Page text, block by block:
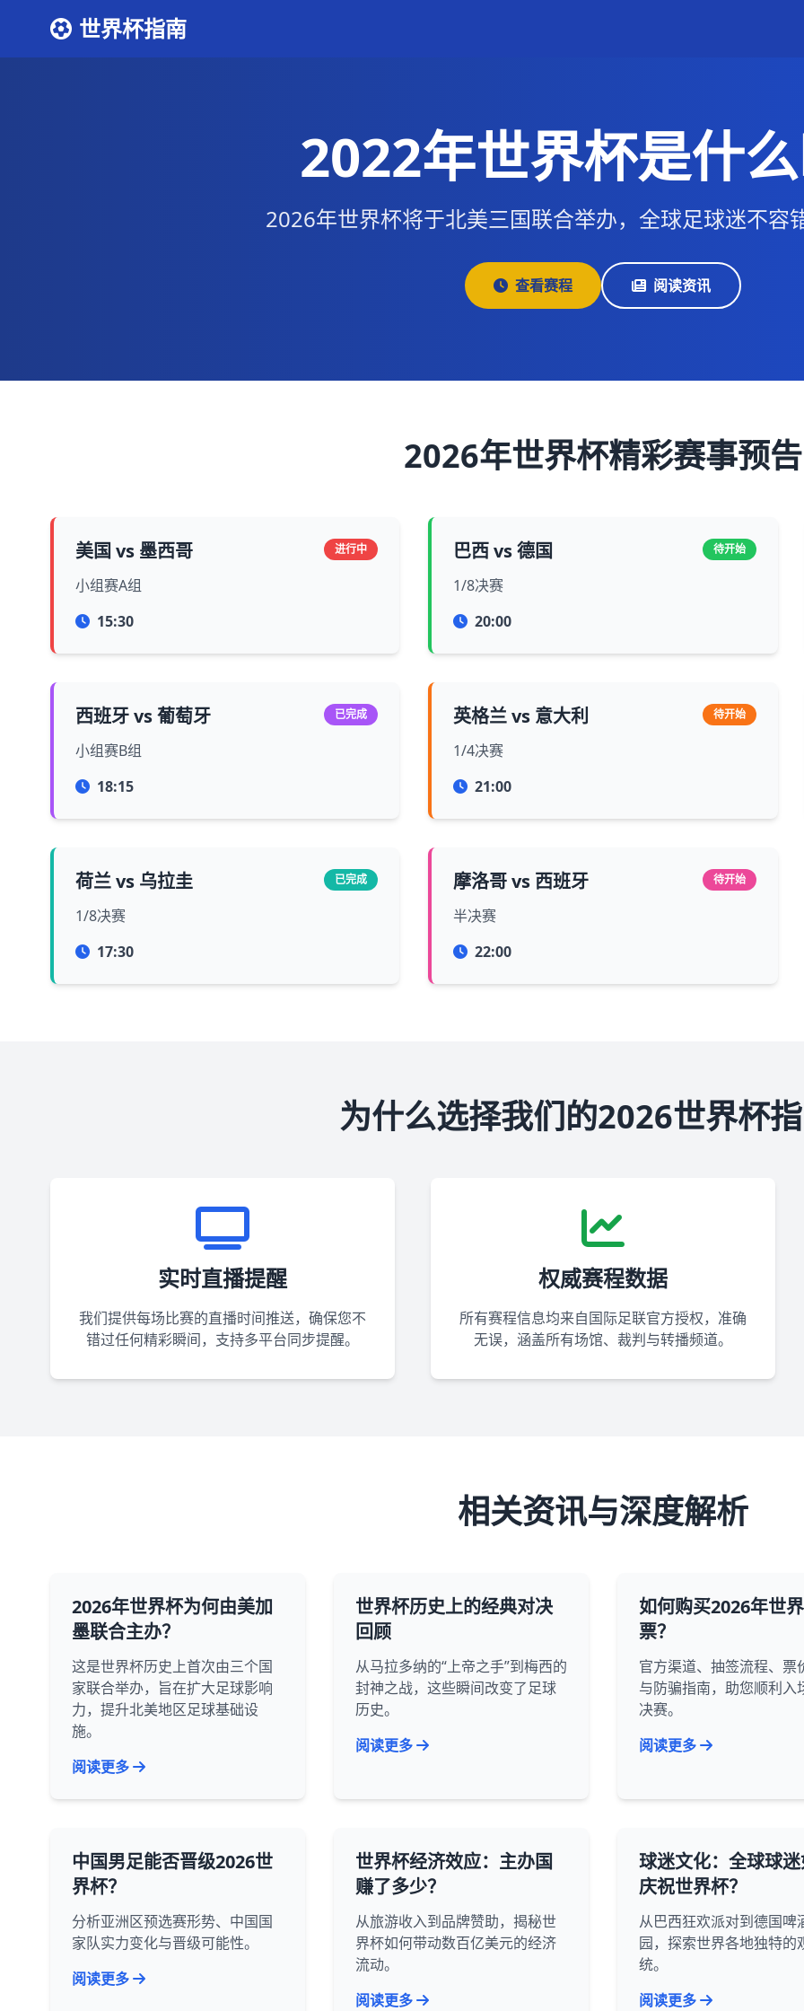
世界杯指南
2022年世界杯是什
2026年世界杯将于北美三国联合举办，全球足球迷不容
查看赛程 阅读资讯
2026年世界杯精彩赛事预告
美国 vs 墨西哥 进行中
小组赛A组
15:30
巴西 vs 德国 待开始
1/8决赛
20:00
西班牙 vs 葡萄牙 已完成
小组赛B组
18:15
英格兰 vs 意大利 待开始
1/4决赛
21:00
荷兰 vs 乌拉圭 已完成
1/8决赛
17:30
摩洛哥 vs 西班牙 待开始
半决赛
22:00
为什么选择我们的2026世界杯
实时直播提醒
我们提供每场比赛的直播时间推送，确保您不
错过任何精彩瞬间，支持多平台同步提醒。
权威赛程数据
所有赛程信息均来自国际足联官方授权，准确
无误，涵盖所有场馆、裁判与转播频道。
相关资讯与深度解析
2026年世界杯为何由美加
墨联合主办？
这是世界杯历史上首次由三个国
家联合举办，旨在扩大足球影响
力，提升北美地区足球基础设
施。
阅读更多
世界杯历史上的经典对决
回顾
从马拉多纳的“上帝之手”到梅西的
封神之战，这些瞬间改变了足球
历史。
阅读更多
如何购买2026年世
票？
官方渠道、抽签流程、票
与防骗指南，助您顺利入
决赛。
阅读更多
中国男足能否晋级2026世
界杯？
分析亚洲区预选赛形势、中国国
家队实力变化与晋级可能性。
阅读更多
世界杯经济效应：主办国
赚了多少？
从旅游收入到品牌赞助，揭秘世
界杯如何带动数百亿美元的经济
流动。
阅读更多
球迷文化：全球球
庆祝世界杯？
从巴西狂欢派对到德国啤
园，探索世界各地独特的
统。
阅读更多